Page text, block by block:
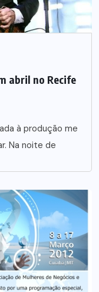
abril no Recife
à produção me
Na noite de